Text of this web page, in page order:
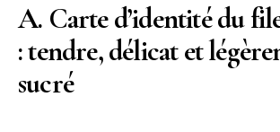
A. Carte d’identité du
: tendre, délicat et
sucré